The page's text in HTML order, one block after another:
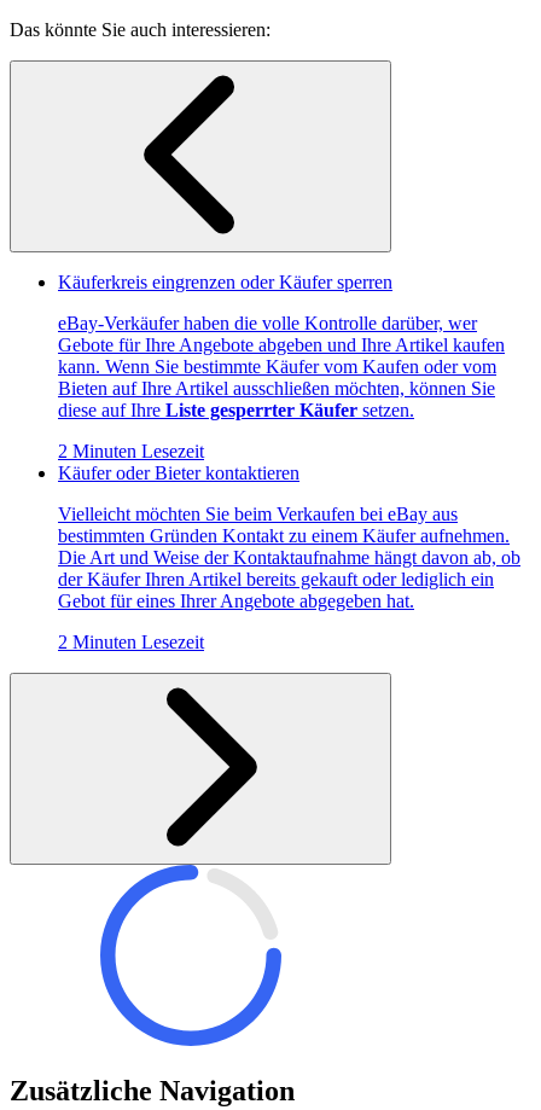
Das könnte Sie auch interessieren:
Käuferkreis eingrenzen oder Käufer sperren
eBay-Verkäufer haben die volle Kontrolle darüber, wer
Gebote für Ihre Angebote abgeben und Ihre Artikel kaufen
kann. Wenn Sie bestimmte Käufer vom Kaufen oder vom
Bieten auf Ihre Artikel ausschließen möchten, können Sie
diese auf Ihre Liste gesperrter Käufer setzen.
2 Minuten Lesezeit
Käufer oder Bieter kontaktieren
Vielleicht möchten Sie beim Verkaufen bei eBay aus
bestimmten Gründen Kontakt zu einem Käufer aufnehmen.
Die Art und Weise der Kontaktaufnahme hängt davon ab, ob
der Käufer Ihren Artikel bereits gekauft oder lediglich ein
Gebot für eines Ihrer Angebote abgegeben hat.
2 Minuten Lesezeit
Zusätzliche Navigation